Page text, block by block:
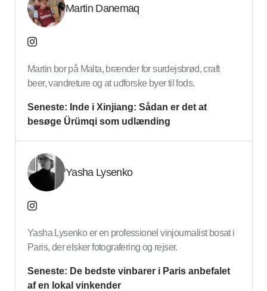
Martin Danemaq
Martin bor på Malta, brænder for surdejsbrød, craft
beer, vandreture og at udforske byer til fods.
Seneste: Inde i Xinjiang: Sådan er det at
besøge Ürümqi som udlænding
Yasha Lysenko
Yasha Lysenko er en professionel vinjournalist bosat i
Paris, der elsker fotografering og rejser.
Seneste: De bedste vinbarer i Paris anbefalet
af en lokal vinkender